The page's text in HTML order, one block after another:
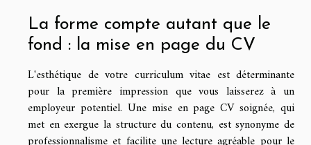
La forme compte autant que le
fond : la mise en page du CV
L'esthétique de votre curriculum vitae est déterminante
pour la première impression que vous laisserez à un
employeur potentiel. Une mise en page CV soignée, qui
met en exergue la structure du contenu, est synonyme de